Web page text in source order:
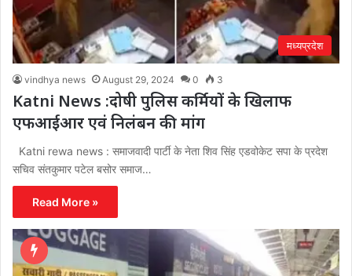
मध्यप्रदेश
vindhya news August 29, 2024 0 3
Katni News :दोषी पुलिस कर्मियों के खिलाफ
एफआईआर एवं निलंबन की मांग
Katni rewa news : समाजवादी पार्टी के नेता शिव सिंह एडवोकेट सपा के प्रदेश
सचिव संतकुमार पटेल बसोर समाज…
Read More »